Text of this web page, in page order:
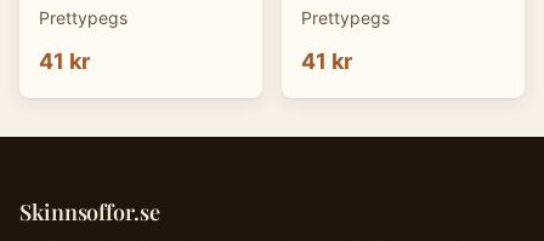
Prettypegs
41 kr
Prettypegs
41 kr
Skinnsoffor.se